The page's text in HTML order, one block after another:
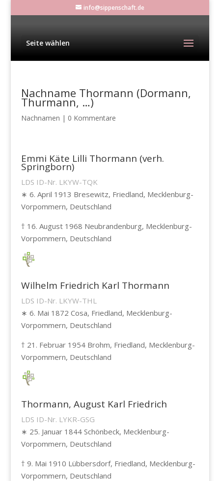
info@sippenschaft.de
Seite wählen
Nachname Thormann (Dormann,
Thurmann, …)
Nachnamen | 0 Kommentare
Emmi Käte Lilli Thormann (verh.
Springborn)
LDS ID-Nr. LKYW-TQK
∗ 6. April 1913 Bresewitz, Friedland, Mecklenburg-
Vorpommern, Deutschland
† 16. August 1968 Neubrandenburg, Mecklenburg-
Vorpommern, Deutschland
Wilhelm Friedrich Karl Thormann
LDS ID-Nr. LKYW-THL
∗ 6. Mai 1872 Cosa, Friedland, Mecklenburg-
Vorpommern, Deutschland
† 21. Februar 1954 Brohm, Friedland, Mecklenburg-
Vorpommern, Deutschland
Thormann, August Karl Friedrich
LDS ID-Nr. LYKR-GSG
∗ 25. Januar 1844 Schönbeck, Mecklenburg-
Vorpommern, Deutschland
† 9. Mai 1910 Lübbersdorf, Friedland, Mecklenburg-
Vorpommern, Deutschland